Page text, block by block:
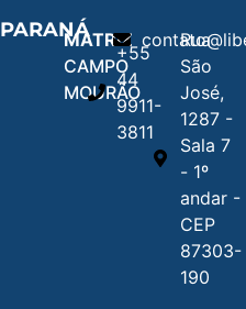
PARANÁMATRIZ
CAMPO
MOURÃO
+55
44
9911-
3811
Rua
São
José,
1287 -
Sala 7
- 1º
andar -
CEP
87303-
190